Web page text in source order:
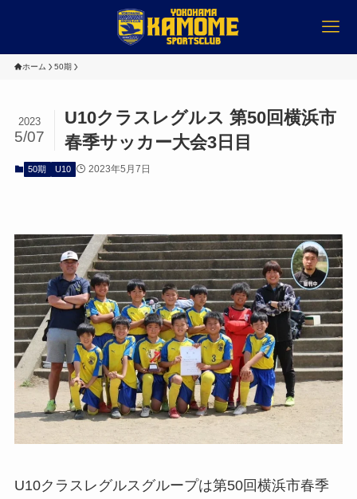
ホーム 50期
U10クラスレグルス 第50回横浜市
春季サッカー大会3日目
2023
5/07
50期 U10 2023年5月7日
U10クラスレグルスグループは第50回横浜市春季